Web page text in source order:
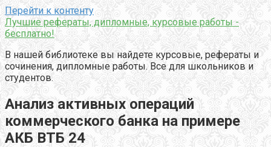
Перейти к контенту
Лучшие рефераты, дипломные, курсовые работы -
бесплатно!
В нашей библиотеке вы найдете курсовые, рефераты и
сочинения, дипломные работы. Все для школьников и
студентов.
Анализ активных операций
коммерческого банка на примере
АКБ ВТБ 24